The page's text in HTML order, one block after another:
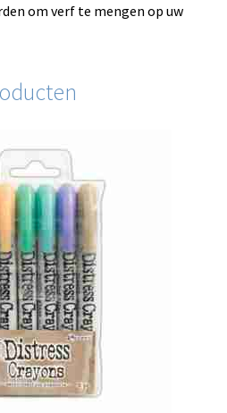
om verf te mengen op uw